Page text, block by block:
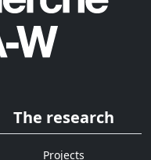
The research
Projects